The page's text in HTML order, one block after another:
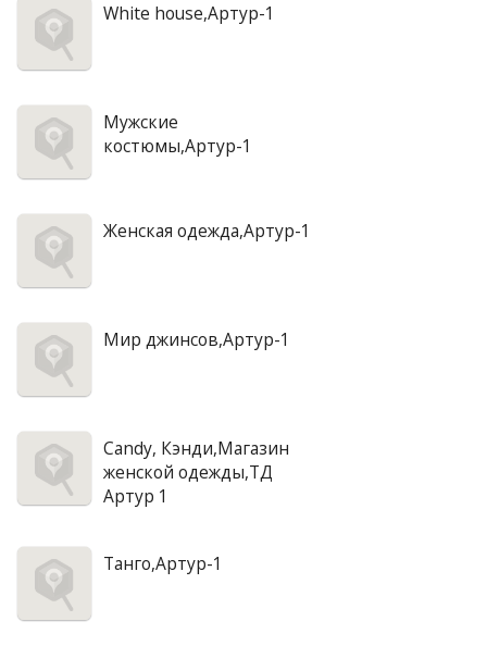
White house,Артур-1
Мужские
костюмы,Артур-1
Женская одежда,Артур-1
Мир джинсов,Артур-1
Candy, Кэнди,Магазин
женской одежды,ТД
Артур 1
Танго,Артур-1